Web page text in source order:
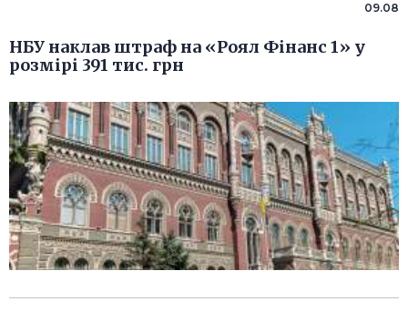
09.08
НБУ наклав штраф на «Роял Фінанс 1» у
розмірі 391 тис. грн